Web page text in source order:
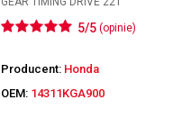
5/5 (opinie)
Producent: Honda
OEM: 14311KGA900